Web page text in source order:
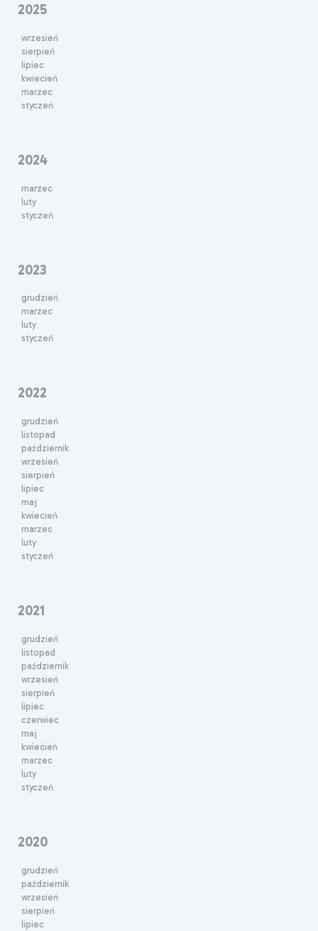
2025
wrzesień
sierpień
lipiec
kwiecień
marzec
styczeń
2024
marzec
luty
styczeń
2023
grudzień
marzec
luty
styczeń
2022
grudzień
listopad
październik
wrzesień
sierpień
lipiec
maj
kwiecień
marzec
luty
styczeń
2021
grudzień
listopad
październik
wrzesień
sierpień
lipiec
czerwiec
maj
kwiecień
marzec
luty
styczeń
2020
grudzień
październik
wrzesień
sierpień
lipiec